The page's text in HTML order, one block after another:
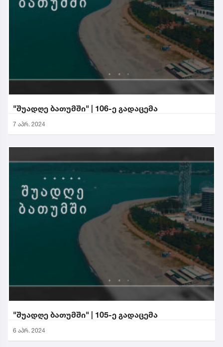
"შუადღე ბათუმში" | 106-ე გადაცემა
7 აპრ. 2024
"შუადღე ბათუმში" | 105-ე გადაცემა
6 აპრ. 2024